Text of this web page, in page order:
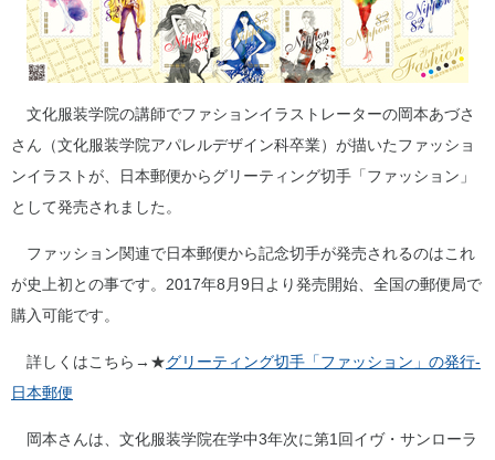
文化服装学院の講師でファションイラストレーターの岡本あづさ
さん（文化服装学院アパレルデザイン科卒業）が描いたファッショ
ンイラストが、日本郵便からグリーティング切手「ファッション」
として発売されました。
ファッション関連で日本郵便から記念切手が発売されるのはこれ
が史上初との事です。2017年8月9日より発売開始、全国の郵便局で
購入可能です。
詳しくはこちら→★グリーティング切手「ファッション」の発行-
日本郵便
岡本さんは、文化服装学院在学中3年次に第1回イヴ・サンローラ